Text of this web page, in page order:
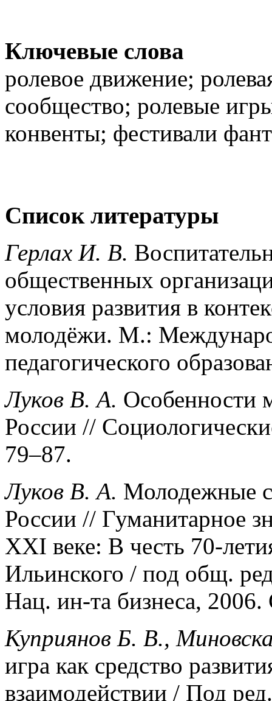
Ключевые слова
ролевое движение;
сообщество; ролевые
конвенты; фестивали
Список литературы
Герлах И. В.
общественных
условия развития в
молодёжи. М.:
педагогического
Луков В. А. Особенности
России //
79–87.
Луков В. А. Молодежные
России // Гуманитарное
XXI веке: В честь 70-
Ильинского / под общ.
Нац. ин-та бизнеса,
Куприянов Б. В.,
игра как средство
взаимодействии / Под